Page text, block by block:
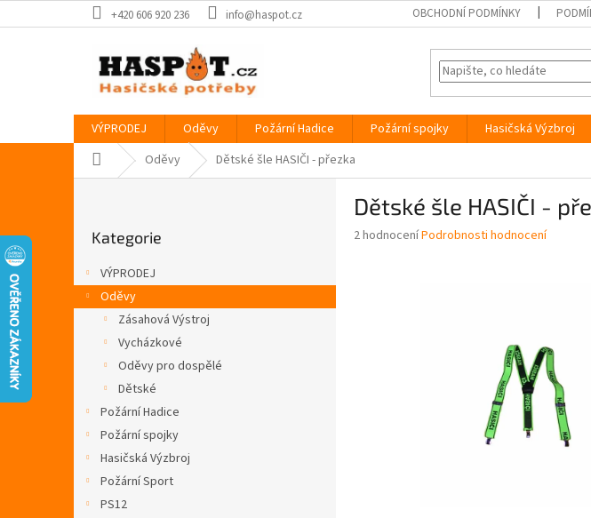
na
+420 606 920 236 info@haspot.cz OBCHODNÍ PODMÍNKY
VÝPRODEJ Oděvy Požární Hadice Požární spojky Hasičská Výzbroj
Domů Oděvy Dětské šle HASIČI - přezka
a
n
kategorie
Kategorie
VÝPRODEJ
Oděvy
Zásahová Výstroj
Vycházkové
Oděvy pro dospělé
Dětské
Požární Hadice
Požární spojky
Hasičská Výzbroj
Požární Sport
PS12
Dětské šle HASIČI -
Průměrné
2 hodnoceníPodrobnosti hodnocení